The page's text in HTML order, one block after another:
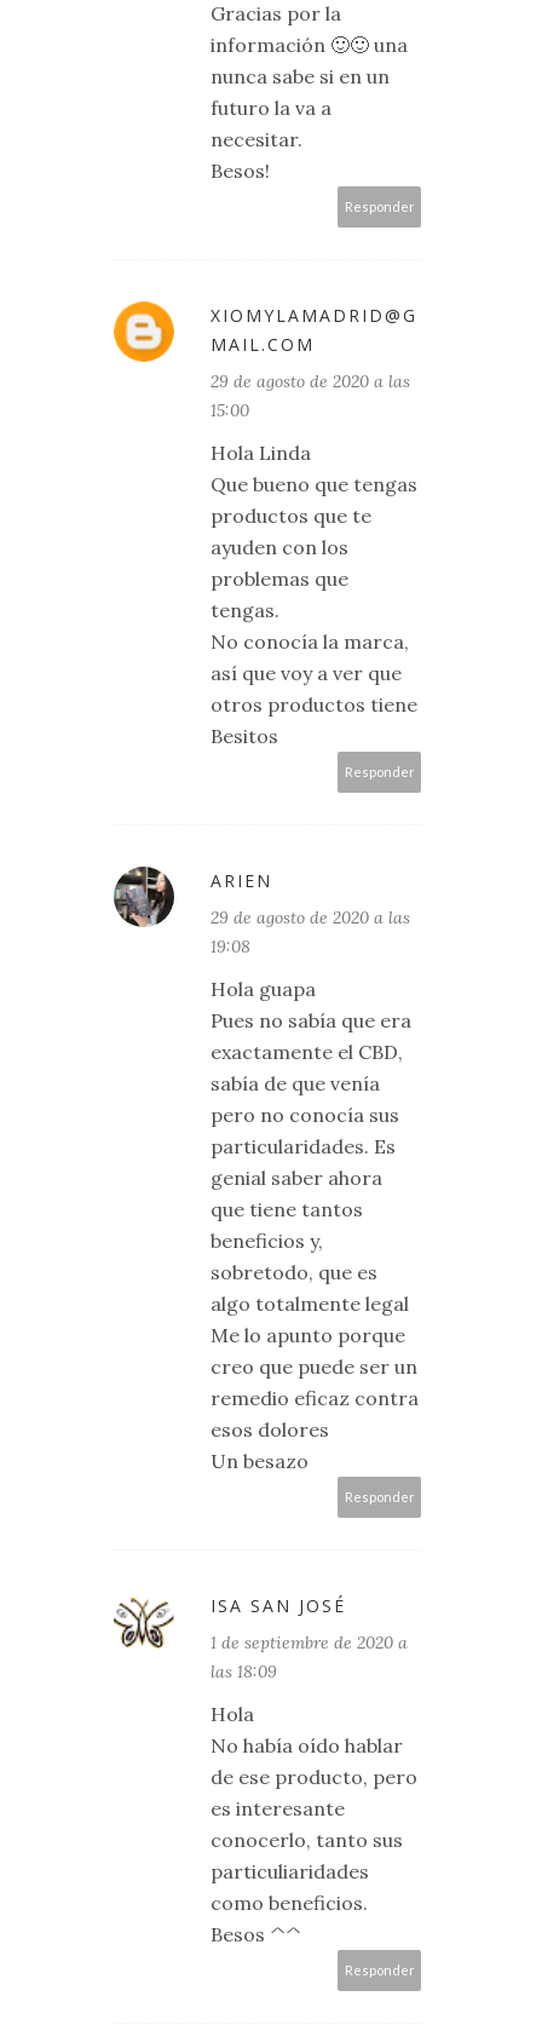
Gracias por la
información 🙂🙂 una
nunca sabe si en un
futuro la va a
necesitar.
Besos!
Responder
XIOMYLAMADRID@G
MAIL.COM
29 de agosto de 2020 a las
15:00
Hola Linda
Que bueno que tengas
productos que te
ayuden con los
problemas que
tengas.
No conocía la marca,
así que voy a ver que
otros productos tiene
Besitos
Responder
ARIEN
29 de agosto de 2020 a las
19:08
Hola guapa
Pues no sabía que era
exactamente el CBD,
sabía de que venía
pero no conocía sus
particularidades. Es
genial saber ahora
que tiene tantos
beneficios y,
sobretodo, que es
algo totalmente legal
Me lo apunto porque
creo que puede ser un
remedio eficaz contra
esos dolores
Un besazo
Responder
ISA SAN JOSÉ
1 de septiembre de 2020 a
las 18:09
Hola
No había oído hablar
de ese producto, pero
es interesante
conocerlo, tanto sus
particuliaridades
como beneficios.
Besos ^^
Responder